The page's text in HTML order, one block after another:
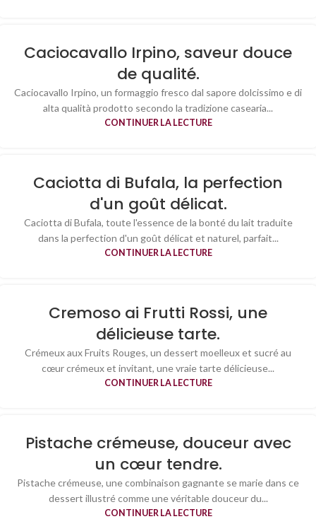
Caciocavallo Irpino, saveur douce
de qualité.
Caciocavallo Irpino, un formaggio fresco dal sapore dolcissimo e di
alta qualità prodotto secondo la tradizione casearia...
CONTINUER LA LECTURE
Caciotta di Bufala, la perfection
d'un goût délicat.
Caciotta di Bufala, toute l'essence de la bonté du lait traduite
dans la perfection d'un goût délicat et naturel, parfait...
CONTINUER LA LECTURE
Cremoso ai Frutti Rossi, une
délicieuse tarte.
Crémeux aux Fruits Rouges, un dessert moelleux et sucré au
cœur crémeux et invitant, une vraie tarte délicieuse...
CONTINUER LA LECTURE
Pistache crémeuse, douceur avec
un cœur tendre.
Pistache crémeuse, une combinaison gagnante se marie dans ce
dessert illustré comme une véritable douceur du...
CONTINUER LA LECTURE